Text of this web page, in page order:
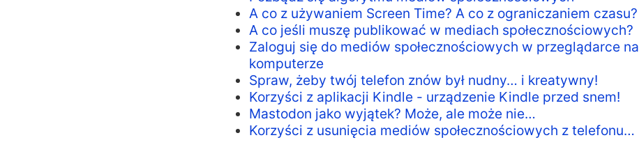
A co z używaniem Screen Time? A co z ograniczaniem czasu?
A co jeśli muszę publikować w mediach społecznościowych?
Zaloguj się do mediów społecznościowych w przeglądarce na
komputerze
Spraw, żeby twój telefon znów był nudny… i kreatywny!
Korzyści z aplikacji Kindle - urządzenie Kindle przed snem!
Mastodon jako wyjątek? Może, ale może nie…
Korzyści z usunięcia mediów społecznościowych z telefonu…